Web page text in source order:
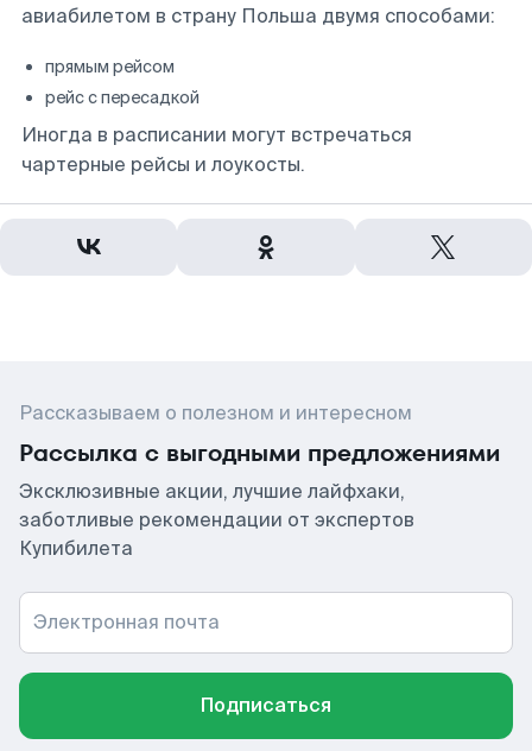
авиабилетом в страну Польша двумя способами:
прямым рейсом
рейс с пересадкой
Иногда в расписании могут встречаться
чартерные рейсы и лоукосты.
Рассказываем о полезном и интересном
Рассылка с выгодными предложениями
Эксклюзивные акции, лучшие лайфхаки,
заботливые рекомендации от экспертов
Купибилета
Электронная почта
Подписаться